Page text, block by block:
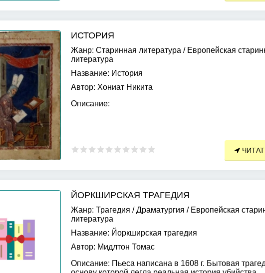
ИСТОРИЯ
Жанр: Старинная литература / Европейская
литература
Название: История
Автор: Хониат Никита
Описание:
ЙОРКШИРСКАЯ ТРАГЕДИЯ
Жанр: Трагедия /Драматургия / Европейская
литература
Название: Йоркширская трагедия
Автор: Мидлтон Томас
Описание: Пьеса написана в 1608 г. Бытовая